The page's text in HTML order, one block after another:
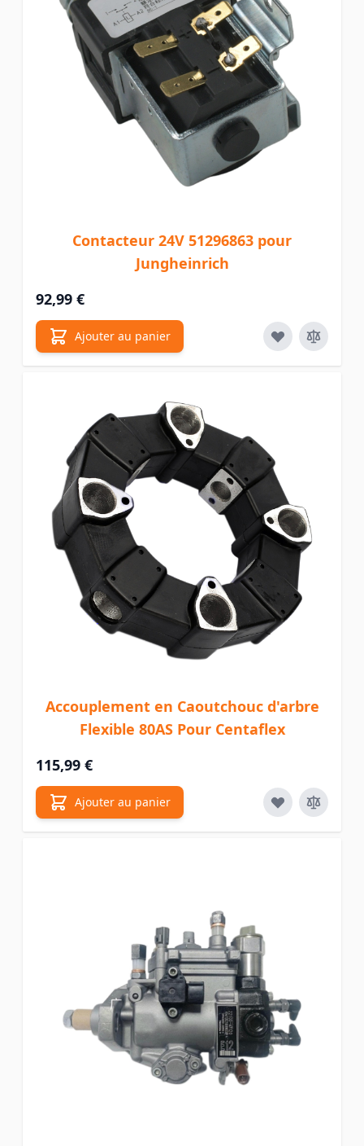
Contacteur 24V 51296863 pour
Jungheinrich
92,99 €
Ajouter au panier
Accouplement en Caoutchouc d'arbre
Flexible 80AS Pour Centaflex
115,99 €
Ajouter au panier